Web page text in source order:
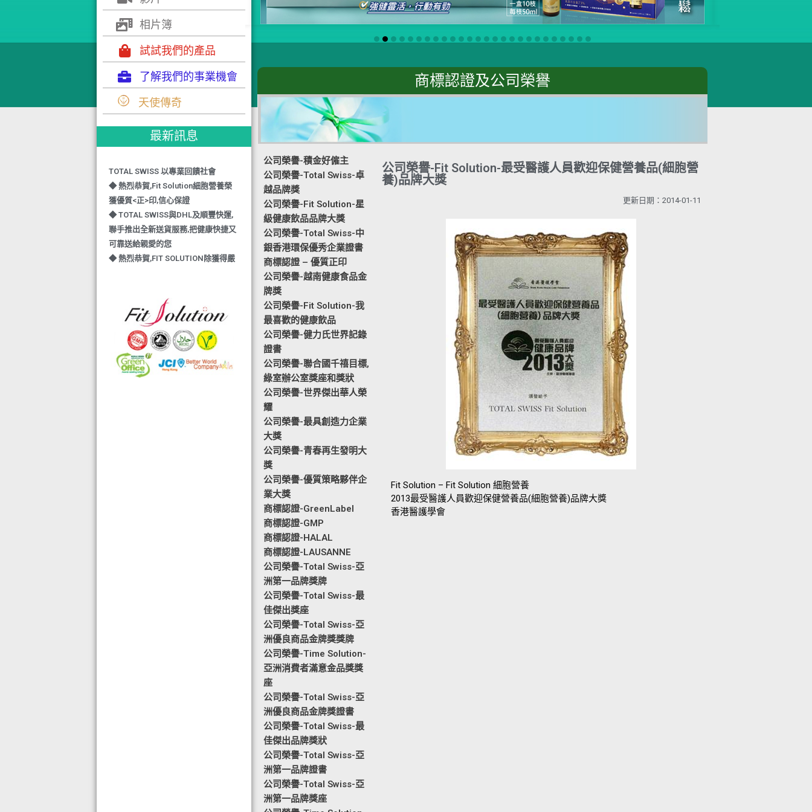
相片簿
試試我們的產品
了解我們的事業機會
天使傳奇
最新訊息
◆ TOTAL SWISS 勇奪 亞洲知識管理
◆ 熱烈恭賀-TOTAL SWISS 1日連奪2
健康飲品品牌大獎
TOTAL SWISS 以專業回饋社會
◆ 熱烈恭賀,Fit Solution細胞營養榮
獲優質<正>印,信心保證
◆ TOTAL SWISS與DHL及順豐快運,
聯手推出全新送貨服務,把健康快捷又
可靠送給親愛的您
◆ 熱烈恭賀,FIT SOLUTION除獲得嚴
菌,並頒發香港優質正印.
◆ 熱烈恭賀,FIT SOLUTION細胞營養
榮獲澳門廚皇協會頒發-我最喜愛的健
康飲品金獎
◆ TOTAL SWISS義工團體政府機構專
商標認證及公司榮譽
公司榮譽-積金好僱主
公司榮譽-Total Swiss-卓
越品牌獎
公司榮譽-Fit Solution-星
級健康飲品品牌大獎
公司榮譽-Total Swiss-中
銀香港環保優秀企業證書
商標認證 – 優質正印
公司榮譽-越南健康食品金
牌獎
公司榮譽-Fit Solution-我
最喜歡的健康飲品
公司榮譽-健力氏世界記錄
證書
公司榮譽-聯合國千禧目標,
綠室辦公室獎座和獎狀
公司榮譽-世界傑出華人榮
耀
公司榮譽-最具創造力企業
大獎
公司榮譽-青春再生發明大
獎
公司榮譽-優質策略夥伴企
業大獎
商標認證-GreenLabel
商標認證-GMP
商標認證-HALAL
商標認證-LAUSANNE
公司榮譽-Total Swiss-亞
洲第一品牌獎牌
公司榮譽-Total Swiss-最
佳傑出獎座
公司榮譽-Total Swiss-亞
洲優良商品金牌獎獎牌
公司榮譽-Time Solution-
亞洲消費者滿意金品獎獎
座
公司榮譽-Total Swiss-亞
洲優良商品金牌獎證書
公司榮譽-Total Swiss-最
佳傑出品牌獎狀
公司榮譽-Total Swiss-亞
洲第一品牌證書
公司榮譽-Total Swiss-亞
洲第一品牌獎座
公司榮譽-Fit Solution-最受醫護人員歡迎保健營養品(細胞營
養)品牌大獎
更新日期：2014-01-11
Fit Solution – Fit Solution 細胞營養
2013最受醫護人員歡迎保健營養品(細胞營養)品牌大獎
香港醫護學會